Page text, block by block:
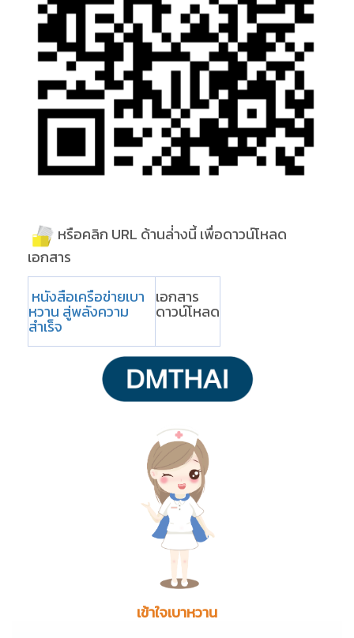
หรือคลิก URL ด้านล่่างนี้ เพื่อดาวน์โหลด
เอกสาร
หนังสือเครือข่ายเบา
หวาน สู่พลังความ
สำเร็จ
เอกสาร
ดาวน์โหลด
เข้าใจเบาหวาน